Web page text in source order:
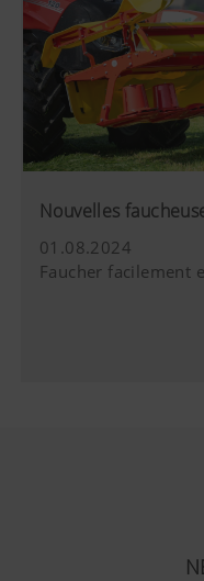
YouTube
Plus d'infos
Nouvelles
01.08.2024
Faucher facilement